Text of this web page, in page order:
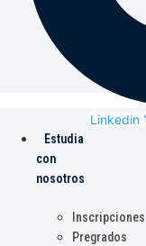
Linkedin
Estudia
con
nosotros
Inscripciones
Pregrados